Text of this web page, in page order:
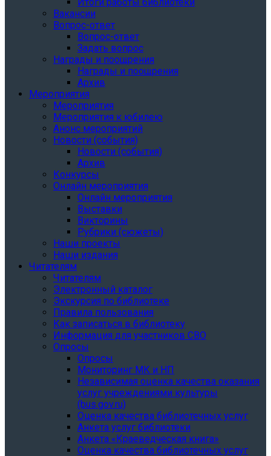
Вакансии
Вопрос-ответ
Вопрос-ответ
Задать вопрос
Награды и поощрения
Награды и поощрения
Архив
Мероприятия
Мероприятия
Мероприятия к юбилею
Анонс мероприятий
Новости (события)
Новости (события)
Архив
Конкурсы
Онлайн мероприятия
Онлайн мероприятия
Выставки
Викторины
Рубрики (сюжеты)
Наши проекты
Наши издания
Читателям
Читателям
Электронный каталог
Экскурсия по библиотеке
Правила пользования
Как записаться в библиотеку
Информация для участников СВО
Опросы
Опросы
Мониторинг МК и НП
Независимая оценка качества оказания
услуг учреждениями культуры
(bus.gov.ru)
Оценка качества библиотечных услуг
Анкета услуг библиотеки
Анкета «Краеведческая книга»
Oценка качества библиотечных услуг